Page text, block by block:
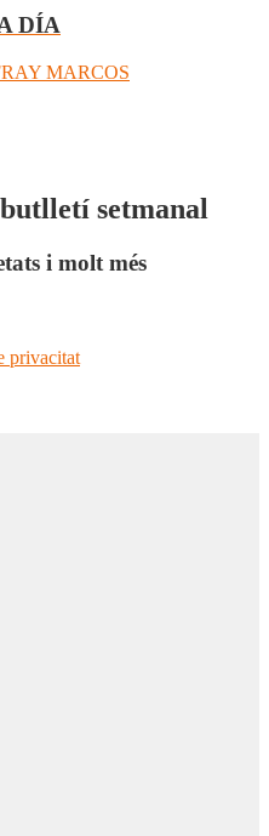
DÍA
MARCOS
setmanal
i molt més
privacitat